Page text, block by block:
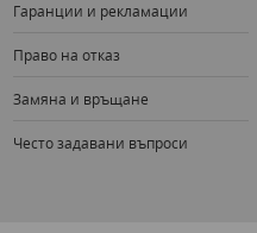
Гаранции и рекламации
Право на отказ
Замяна и връщане
Често задавани въпроси